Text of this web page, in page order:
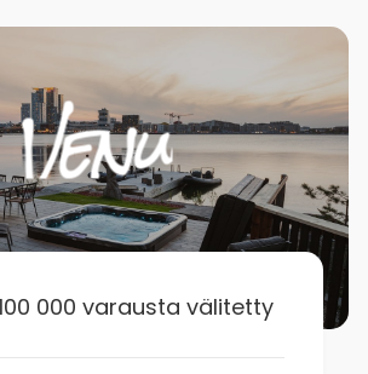
000 varausta välitetty